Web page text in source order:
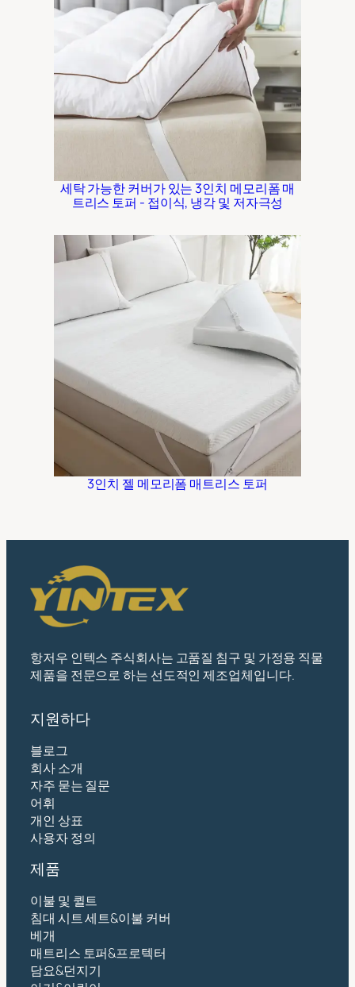
세탁 가능한 커버가 있는 3인치 메모리폼 매
트리스 토퍼 - 접이식, 냉각 및 저자극성
3인치 젤 메모리폼 매트리스 토퍼
항저우 인텍스 주식회사는 고품질 침구 및 가정용 직물
제품을 전문으로 하는 선도적인 제조업체입니다.
지원하다
블로그
회사 소개
자주 묻는 질문
어휘
개인 상표
사용자 정의
제품
이불 및 퀼트
침대 시트 세트&이불 커버
베개
매트리스 토퍼&프로텍터
담요&던지기